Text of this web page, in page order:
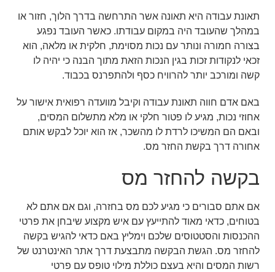
תאונת עבודה היא תאונה אשר התרחשה בדרך הלוך, חזור או
במהלך שהעובד היה במקום עבודתו. כאשר העובד נפגע
בצורה חמורה ונותר עם נכות מסוימת, חלקית או מלאה, הוא
זכאי לנקודות זכות בגין הנכות הזאת מתוך הבנה כי יהיה לו
קשה ומורכב יותר להרוויח כסף ולהתפרנס בכבוד.
באם אדם חווה תאונת עבודה וקיבל מוועדה רפואית אישור על
אחוזי נכות, מגיע לו פטור חלקי או מלא מתשלום המסים,
ובאם הם המשיכו לרדת לו מהשכר, אז הוא יוכל לבקש אותם
אחורה דרך בקשת החזר מס.
בקשה להחזר מס
אם אתם סבורים כי מגיע לכם מס בחזרה, וגם אם אתם לא
בטוחים, כדאי מאוד להתייעץ עם איש מקצוע שיבחן את פרטי
ההכנסות והסטטוסים שלכם וימליץ באם כדאי להגיש בקשה
להחזר מס. הגשת הבקשה מתבצעת דרך אתר האינטרנט של
רשות המסים והיא בעצם כוללת מילוי טופס עם פרטי